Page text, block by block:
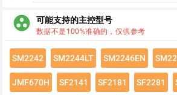
group_work 可能支持的主控型号
数据不是100%准确的，仅供参考
SM2242 SM2244LT SM2246EN
JMF670H SF2141 SF2181 SF2281